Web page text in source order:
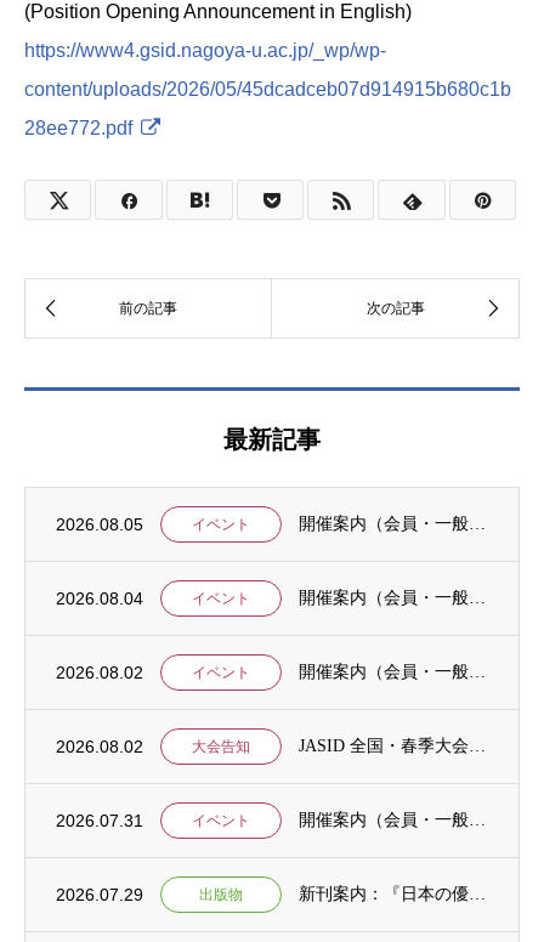
(Position Opening Announcement in English)
https://www4.gsid.nagoya-u.ac.jp/_wp/wp-
content/uploads/2026/05/45dcadceb07d914915b680c1b
28ee772.pdf
最新記事
2026.08.05 イベント 開催案内（会員・一般）：8/15 清末愛砂さん「女と戦争」＠上智大
2026.08.04 イベント 開催案内（会員・一般）：神戸大学ユネスコチェア開催セミナーのご案内
2026.08.02 イベント 開催案内（会員・一般）：「みんなのSDGs」セッション「今こそ考えるSDGsと戦争・平...
2026.08.02 大会告知 JASID 全国・春季大会：JASIDブックトーク報告募集
2026.07.31 イベント 開催案内（会員・一般）：IDCJ主催 第52回プロフェッショナル統計分析ワークショップ...
2026.07.29 出版物 新刊案内：『日本の優位性が通用しないという戦略ー地域の文化を考えた競争優位ー』ご案内